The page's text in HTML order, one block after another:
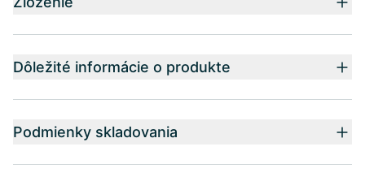
Dôležité informácie o produkte
Podmienky skladovania